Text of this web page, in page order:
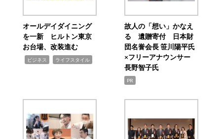
オールデイダイニング
を一新 ヒルトン東京
お台場、改装進む
ビジネス ライフスタイル
故人の「想い」かなえ
る 遺贈寄付 日本財
団名誉会長 笹川陽平氏
×フリーアナウンサー
長野智子氏
PR